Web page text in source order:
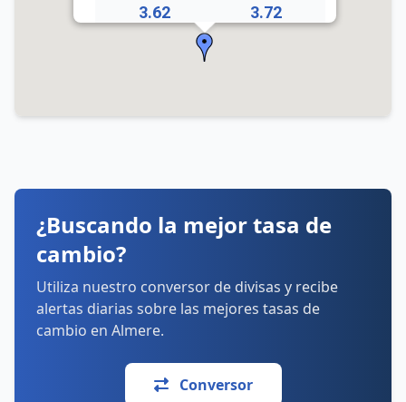
3.62 3.72
Cómo llegar Ver detalles
¿Buscando la mejor tasa de
cambio?
Utiliza nuestro conversor de divisas y recibe
alertas diarias sobre las mejores tasas de
cambio en Almere.
Conversor